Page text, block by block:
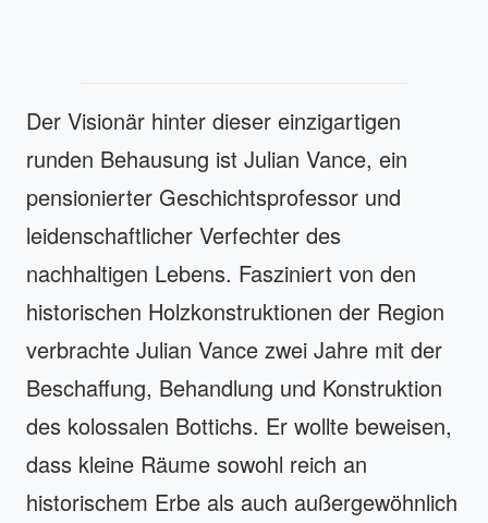
Der Visionär hinter dieser einzigartigen
runden Behausung ist Julian Vance, ein
pensionierter Geschichtsprofessor und
leidenschaftlicher Verfechter des
nachhaltigen Lebens. Fasziniert von den
historischen Holzkonstruktionen der Region
verbrachte Julian Vance zwei Jahre mit der
Beschaffung, Behandlung und Konstruktion
des kolossalen Bottichs. Er wollte beweisen,
dass kleine Räume sowohl reich an
historischem Erbe als auch außergewöhnlich